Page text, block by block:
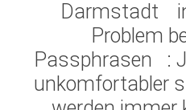
Darmstadt
Problem
Passphrasen
:
unkomfortabler